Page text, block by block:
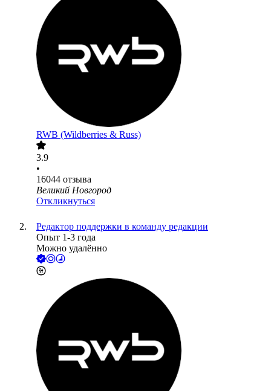
RWB (Wildberries & Russ)
3.9
•
16044 отзыва
Великий Новгород
Откликнуться
Редактор поддержки в команду редакции
Опыт 1-3 года
Можно удалённо